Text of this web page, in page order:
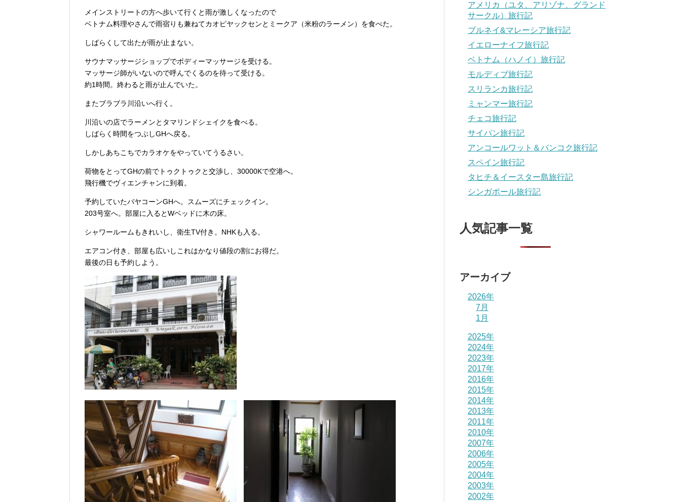
メインストリートの方へ歩いて行くと雨が激しくなったので
ベトナム料理やさんで雨宿りも兼ねてカオピヤックセンとミークア（米粉のラーメン）を食べた。
しばらくして出たが雨が止まない。
サウナマッサージショップでボディーマッサージを受ける。
マッサージ師がいないので呼んでくるのを待って受ける。
約1時間。終わると雨が止んでいた。
またブラブラ川沿いへ行く。
川沿いの店でラーメンとタマリンドシェイクを食べる。
しばらく時間をつぶしGHへ戻る。
しかしあちこちでカラオケをやっていてうるさい。
荷物をとってGHの前でトゥクトゥクと交渉し、30000Kで空港へ。
飛行機でヴィエンチャンに到着。
予約していたバヤコーンGHへ。スムーズにチェックイン。
203号室へ。部屋に入るとWベッドに木の床。
シャワールームもきれいし、衛生TV付き。NHKも入る。
エアコン付き、部屋も広いしこれはかなり値段の割にお得だ。
最後の日も予約しよう。
アメリカ（ユタ、アリゾナ、グランド
サークル）旅行記
ブルネイ&マレーシア旅行記
イエローナイフ旅行記
ベトナム（ハノイ）旅行記
モルディブ旅行記
スリランカ旅行記
ミャンマー旅行記
チェコ旅行記
サイパン旅行記
アンコールワット＆バンコク旅行記
スペイン旅行記
タヒチ＆イースター島旅行記
シンガポール旅行記
人気記事一覧
アーカイブ
2026年
7月
1月
2025年
2024年
2023年
2017年
2016年
2015年
2014年
2013年
2011年
2010年
2007年
2006年
2005年
2004年
2003年
2002年